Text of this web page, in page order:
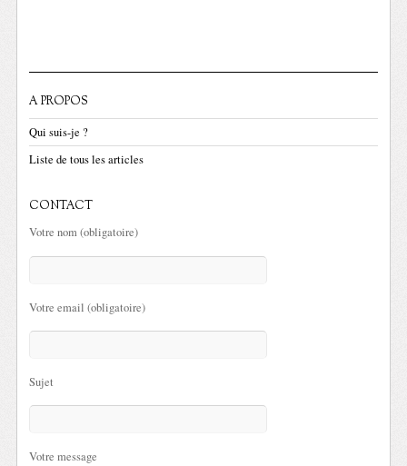
A PROPOS
Qui suis-je ?
Liste de tous les articles
CONTACT
Votre nom (obligatoire)
Votre email (obligatoire)
Sujet
Votre message